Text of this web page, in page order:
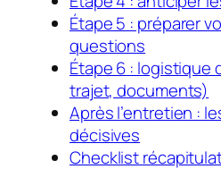
Étape 5 : préparer
questions
Étape 6 : logistique
trajet, documents)
Après l’entretien :
décisives
Checklist